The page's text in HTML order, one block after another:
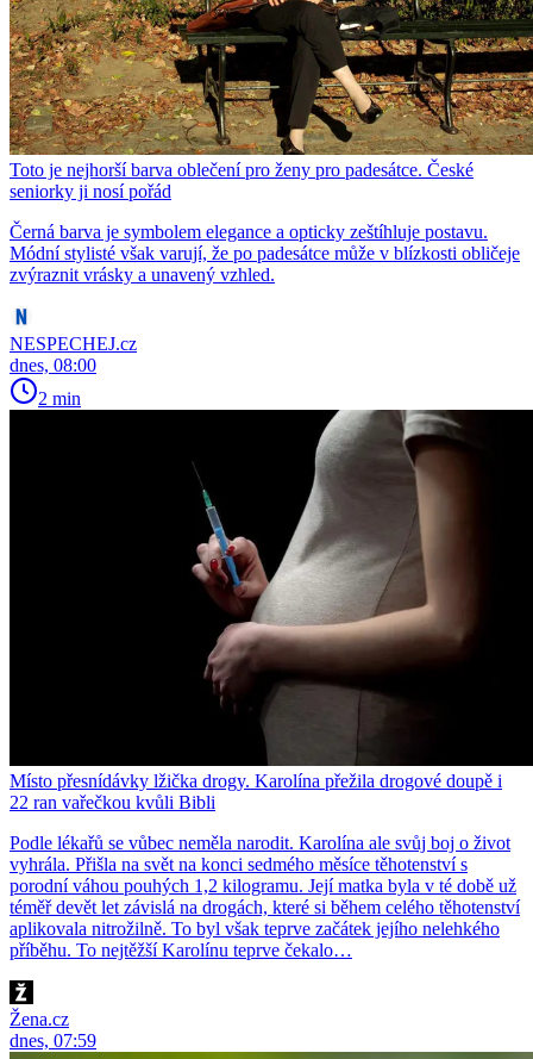
Toto je nejhorší barva oblečení pro ženy pro padesátce. České
seniorky ji nosí pořád
Černá barva je symbolem elegance a opticky zeštíhluje postavu.
Módní stylisté však varují, že po padesátce může v blízkosti obličeje
zvýraznit vrásky a unavený vzhled.
NESPECHEJ.cz
dnes, 08:00
2 min
Místo přesnídávky lžička drogy. Karolína přežila drogové doupě i
22 ran vařečkou kvůli Bibli
Podle lékařů se vůbec neměla narodit. Karolína ale svůj boj o život
vyhrála. Přišla na svět na konci sedmého měsíce těhotenství s
porodní váhou pouhých 1,2 kilogramu. Její matka byla v té době už
téměř devět let závislá na drogách, které si během celého těhotenství
aplikovala nitrožilně. To byl však teprve začátek jejího nelehkého
příběhu. To nejtěžší Karolínu teprve čekalo…
Žena.cz
dnes, 07:59